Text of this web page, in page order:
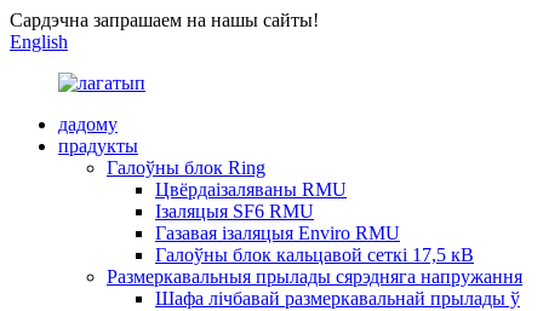
Сардэчна запрашаем на нашы сайты!
English
дадому
прадукты
Галоўны блок Ring
Цвёрдаізаляваны RMU
Ізаляцыя SF6 RMU
Газавая ізаляцыя Enviro RMU
Галоўны блок кальцавой сеткі 17,5 кВ
Размеркавальныя прылады сярэдняга напружання
Шафа лічбавай размеркавальнай прылады ў